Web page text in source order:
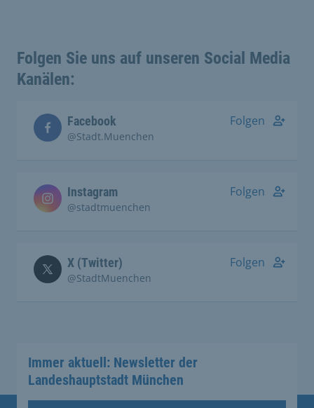
Folgen Sie uns auf unseren Social Media
Kanälen:
Facebook
@Stadt.Muenchen
Folgen
Instagram
@stadtmuenchen
Folgen
X (Twitter)
@StadtMuenchen
Folgen
Immer aktuell: Newsletter der
Landeshauptstadt München